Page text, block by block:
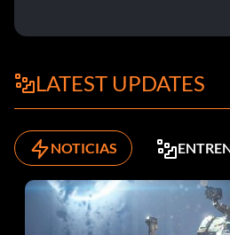
LATEST UPDATES
NOTICIAS